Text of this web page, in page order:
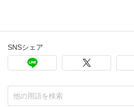
SNSシェア